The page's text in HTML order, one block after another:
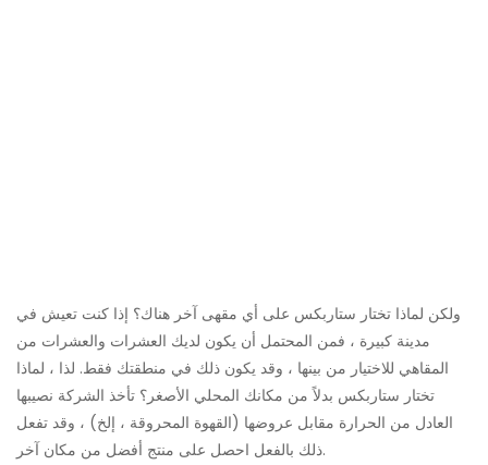
ولكن لماذا تختار ستاربكس على أي مقهى آخر هناك؟ إذا كنت تعيش في
مدينة كبيرة ، فمن المحتمل أن يكون لديك العشرات والعشرات من
المقاهي للاختيار من بينها ، وقد يكون ذلك في منطقتك فقط. لذا ، لماذا
تختار ستاربكس بدلاً من مكانك المحلي الأصغر؟ تأخذ الشركة نصيبها
العادل من الحرارة مقابل عروضها (القهوة المحروقة ، إلخ) ، وقد تفعل
ذلك بالفعل احصل على منتج أفضل من مكان آخر.